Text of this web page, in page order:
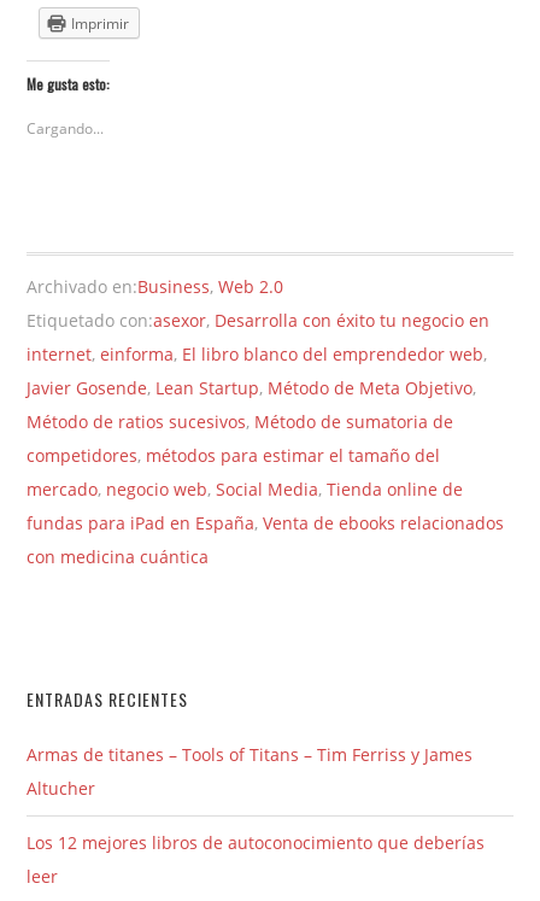
Imprimir
Me gusta esto:
Cargando...
Archivado en:Business,Web 2.0
Etiquetado con:asexor, Desarrolla con éxito tu negocio en
internet,einforma, El libro blanco del emprendedor web,
Javier Gosende, Lean Startup, Método de Meta Objetivo,
Método de ratios sucesivos, Método de sumatoria de
competidores, métodos para estimar el tamaño del
mercado, negocio web,Social Media,Tienda online de
fundas para iPad en España,Venta de ebooks relacionados
con medicina cuántica
ENTRADAS RECIENTES
Armas de titanes – Tools of Titans – Tim Ferriss y James
Altucher
Los 12 mejores libros de autoconocimiento que deberías
leer